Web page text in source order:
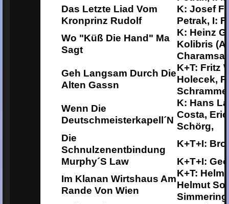
Das Letzte Liad Vom
Kronprinz Rudolf
K: Josef
Petrak, I:
Wo "Küß Die Hand" Ma
Sagt
K: Heinz
Kolibris
Geh Langsam Durch Die
Alten Gassn
K+T: Fritz
Holecek,
Wenn Die
Deutschmeisterkapell´n
K: Hans
Costa,
Schörg,
Die
Schnulzenentbindung
K+T+I:
Murphy´s Law
K+T+I:
Im Klanan Wirtshaus Am
Rande Von Wien
K+T:
Helmut